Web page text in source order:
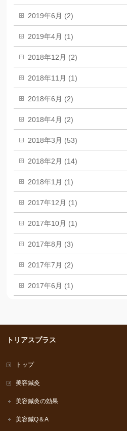
2019年6月 (2)
2019年4月 (1)
2018年12月 (2)
2018年11月 (1)
2018年6月 (2)
2018年4月 (2)
2018年3月 (53)
2018年2月 (14)
2018年1月 (1)
2017年12月 (1)
2017年10月 (1)
2017年8月 (3)
2017年7月 (2)
2017年6月 (1)
トリアスプラス
トップ
美容鍼灸
美容鍼灸の効果
美容鍼Q＆A